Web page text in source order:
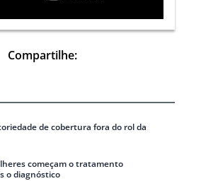
Compartilhe:
de cobertura fora do rol da
começam o tratamento
o diagnóstico